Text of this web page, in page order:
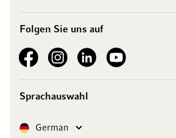
Folgen Sie uns auf
See our FacebookSee our Instagram account
See our LinkedInSee our YouTube channel
Sprachauswahl
SpracheGerman